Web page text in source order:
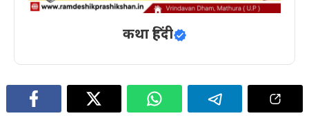
कथा हिंदी